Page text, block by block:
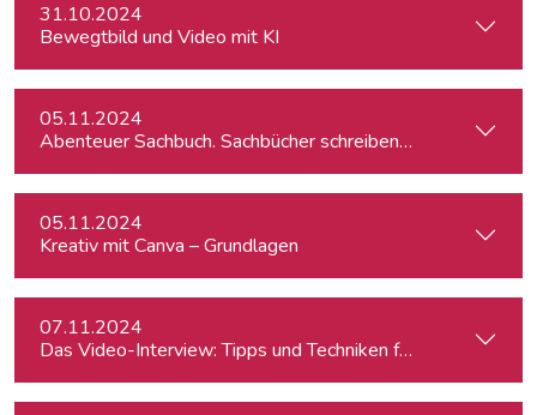
31.10.2024
Bewegtbild und Video mit KI
05.11.2024
Abenteuer Sachbuch. Sachbücher schreiben für
05.11.2024
Kreativ mit Canva – Grundlagen
07.11.2024
Das Video-Interview: Tipps und Techniken für TV und Web